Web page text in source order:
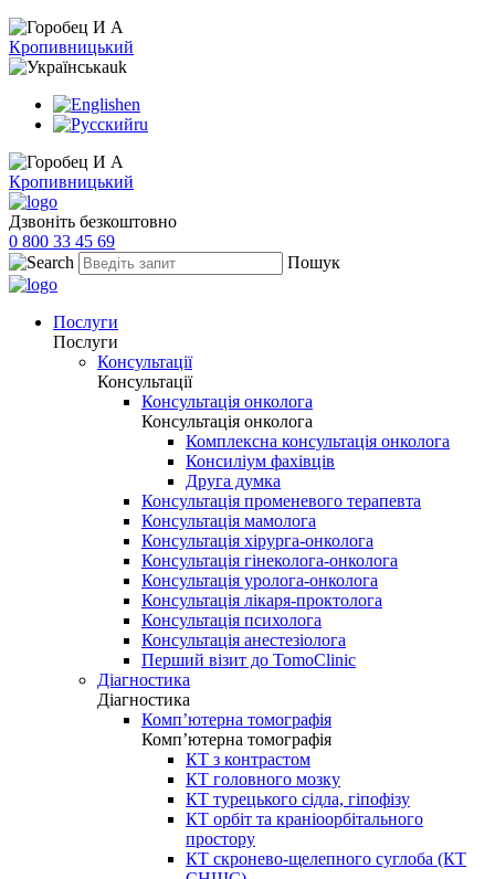
Кропивницький
uk
en
ru
Кропивницький
Дзвоніть безкоштовно
0 800 33 45 69
Пошук
Послуги
Послуги
Консультації
Консультації
Консультація онколога
Консультація онколога
Комплексна консультація онколога
Консиліум фахівців
Друга думка
Консультація променевого терапевта
Консультація мамолога
Консультація хірурга-онколога
Консультація гінеколога-онколога
Консультація уролога-онколога
Консультація лікаря-проктолога
Консультація психолога
Консультація анестезіолога
Перший візит до TomoClinic
Діагностика
Діагностика
Комп’ютерна томографія
Комп’ютерна томографія
КТ з контрастом
КТ головного мозку
КТ турецького сідла, гіпофізу
КТ орбіт та краніоорбітального
простору
КТ скронево-щелепного суглоба (КТ